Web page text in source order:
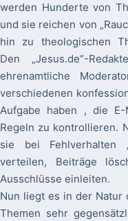
werden Hunderte von
und sie reichen von
hin zu theologischen
Den „Jesus.de“-
ehrenamtliche
verschiedenen
Aufgabe haben , die
Regeln zu kontrollieren.
sie bei Fehlverhalten
verteilen, Beiträge
Ausschlüsse einleiten.
Nun liegt es in der Natur
Themen sehr